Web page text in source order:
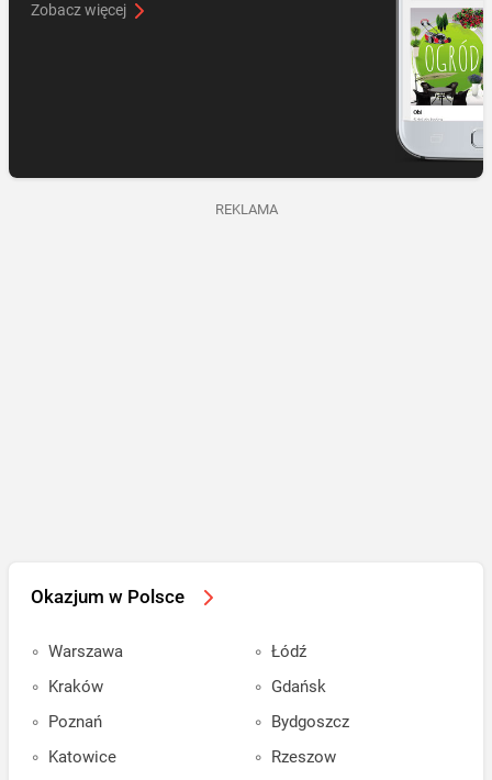
Zobacz więcej
REKLAMA
Okazjum w Polsce
Warszawa
Kraków
Poznań
Katowice
Łódź
Gdańsk
Bydgoszcz
Rzeszow